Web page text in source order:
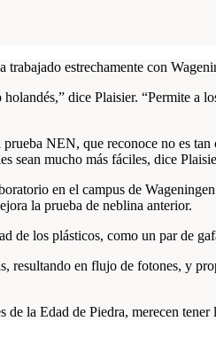
estrechamente con
dice Plaisier. “Permite a
NEN, que reconoce no es
sean mucho más fáciles, dice
en el campus de
la prueba de neblina anterior.
de los plásticos, como un par de
resultando en flujo de fotones, y
la Edad de Piedra, merecen